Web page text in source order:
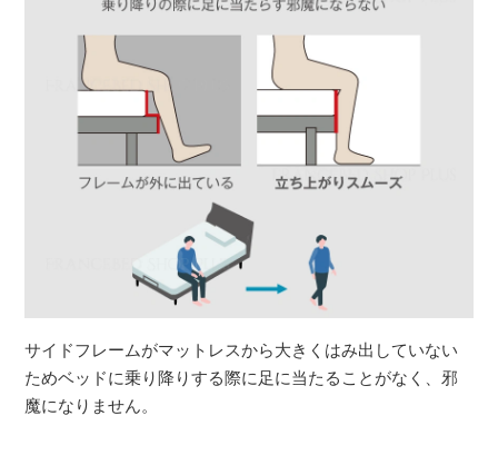
サイドフレームがマットレスから大きくはみ出していない
ためベッドに乗り降りする際に足に当たることがなく、邪
魔になりません。